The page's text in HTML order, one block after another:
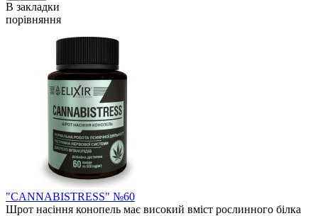
В закладки
порівняння
"CANNABISTRESS" №60
Шрот насіння конопель має високий вміст рослинного білка